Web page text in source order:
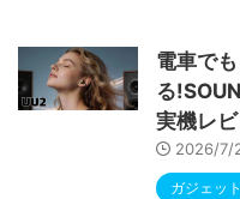
RGBライト 児童
電車で
る
実機レ
2026/7/
ガジェッ